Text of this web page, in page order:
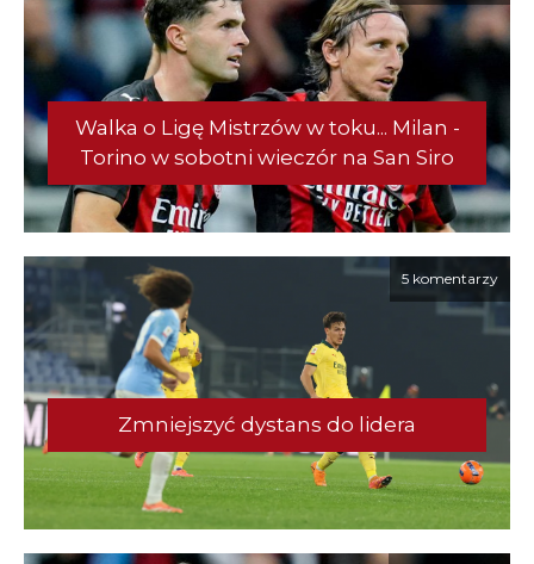
Walka o Ligę Mistrzów w toku... Milan -
Torino w sobotni wieczór na San Siro
5 komentarzy
Zmniejszyć dystans do lidera